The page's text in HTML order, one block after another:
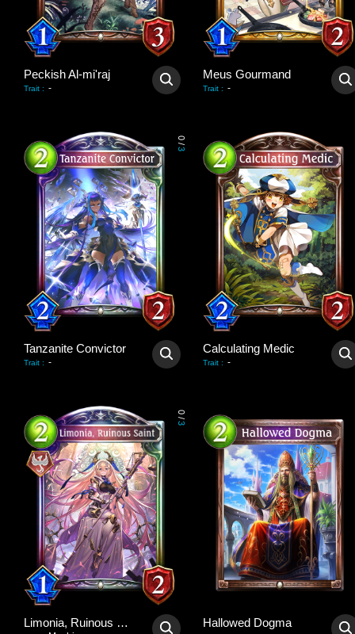
Peckish Al-mi'raj
Trait : -
Meus Gourmand
Trait : -
0
/
3
Tanzanite Convictor
Trait : -
Calculating Medic
Trait : -
0
/
3
Limonia, Ruinous Saint Hallowed Dogma